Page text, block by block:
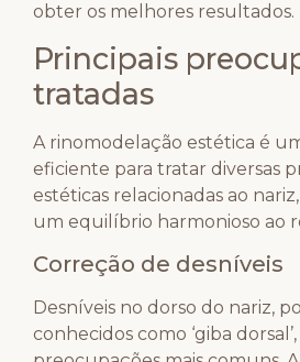
obter os melhores resultados.
Principais
tratadas
A rinomodelação estética é
eficiente para tratar diversas
estéticas relacionadas ao
um equilíbrio harmonioso ao
Correção de desníveis
Desníveis no dorso do nariz,
conhecidos como ‘giba